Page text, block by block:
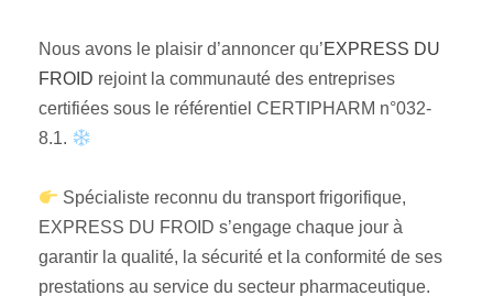
Nous avons le plaisir d’annoncer qu’EXPRESS DU
FROID rejoint la communauté des entreprises
certifiées sous le référentiel CERTIPHARM n°032-
8.1.
Spécialiste reconnu du transport frigorifique,
EXPRESS DU FROID s’engage chaque jour à
garantir la qualité, la sécurité et la conformité de ses
prestations au service du secteur pharmaceutique.